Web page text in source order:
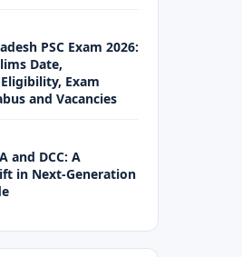
PSC Exam 2026:
Date,
Exam
and Vacancies
and DCC: A
in Next-Generation